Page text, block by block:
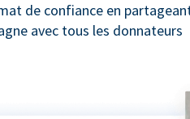
de confiance en
avec tous les donnateurs